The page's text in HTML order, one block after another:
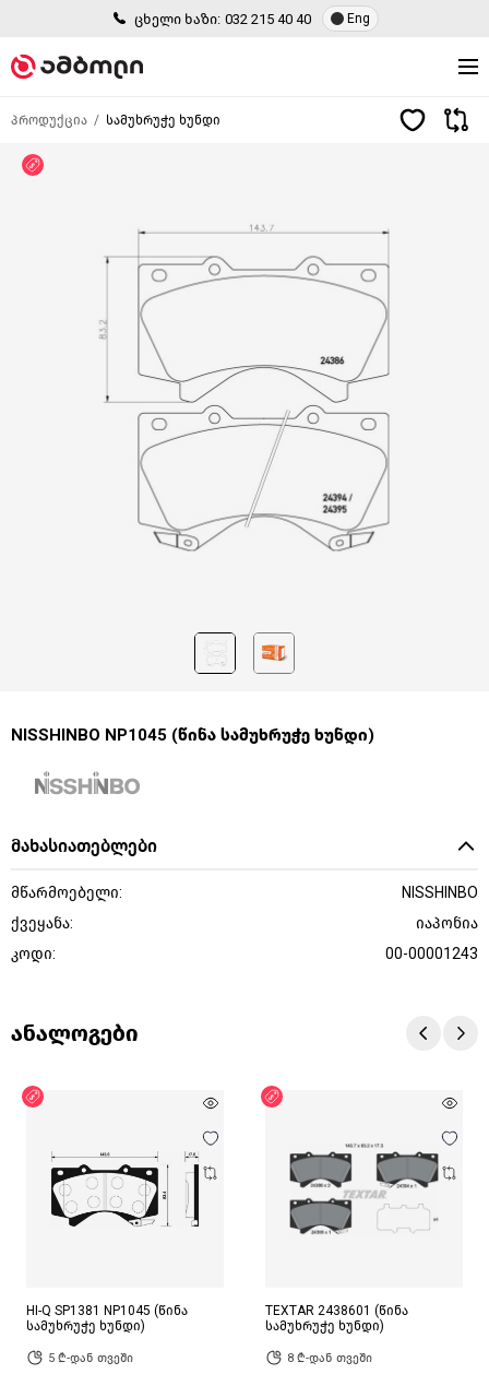
ცხელი ხაზი: 032 215 40 40 Eng
პროდუქცია სამუხრუჭე ხუნდი
NISSHINBO NP1045 (წინა სამუხრუჭე ხუნდი)
მახასიათებლები
მწარმოებელი:
NISSHINBO
ქვეყანა:
იაპონია
კოდი:
00-00001243
ანალოგები
HI-Q SP1381 NP1045 (წინა
სამუხრუჭე ხუნდი)
5 ₾-დან თვეში
TEXTAR 2438601 (წინა
სამუხრუჭე ხუნდი)
8 ₾-დან თვეში